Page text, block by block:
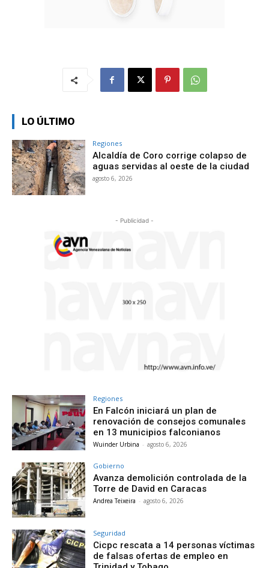
LO ÚLTIMO
Regiones
Alcaldía de Coro corrige colapso de
aguas servidas al oeste de la ciudad
agosto 6, 2026
- Publicidad -
Regiones
En Falcón iniciará un plan de
renovación de consejos comunales
en 13 municipios falconianos
Wuinder Urbina - agosto 6, 2026
Gobierno
Avanza demolición controlada de la
Torre de David en Caracas
Andrea Teixeira - agosto 6, 2026
Seguridad
Cicpc rescata a 14 personas víctimas
de falsas ofertas de empleo en